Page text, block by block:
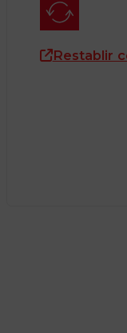
Restablir